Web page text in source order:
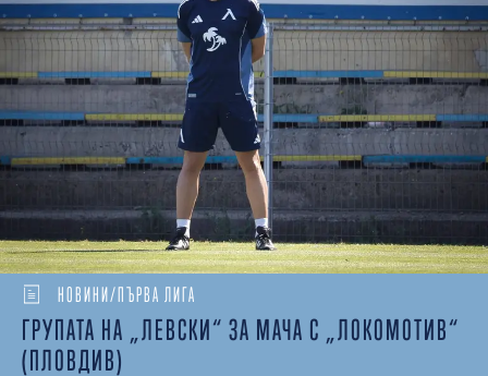
НОВИНИ/ПЪРВА ЛИГА
ГРУПАТА НА „ЛЕВСКИ“ ЗА МАЧА С „ЛОКОМОТИВ“
(ПЛОВДИВ)